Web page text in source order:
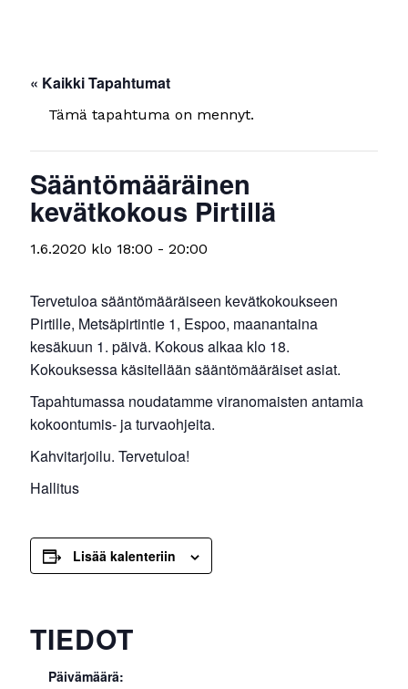
« Kaikki Tapahtumat
Tämä tapahtuma on mennyt.
Sääntömääräinen
kevätkokous Pirtillä
1.6.2020 klo 18:00 -20:00
Tervetuloa sääntömääräiseen kevätkokoukseen
Pirtille, Metsäpirtintie 1, Espoo, maanantaina
kesäkuun 1. päivä. Kokous alkaa klo 18.
Kokouksessa käsitellään sääntömääräiset asiat.
Tapahtumassa noudatamme viranomaisten antamia
kokoontumis- ja turvaohjeita.
Kahvitarjoilu. Tervetuloa!
Hallitus
Lisää kalenteriin
TIEDOT
Päivämäärä: